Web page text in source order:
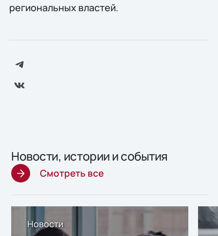
региональных властей.
Новости, истории и события
Смотреть все
Новости